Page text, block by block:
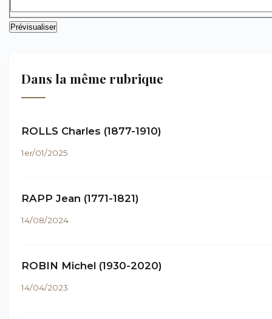
Dans la même rubrique
ROLLS Charles (1877-1910)
1er/01/2025
RAPP Jean (1771-1821)
14/08/2024
ROBIN Michel (1930-2020)
14/04/2023